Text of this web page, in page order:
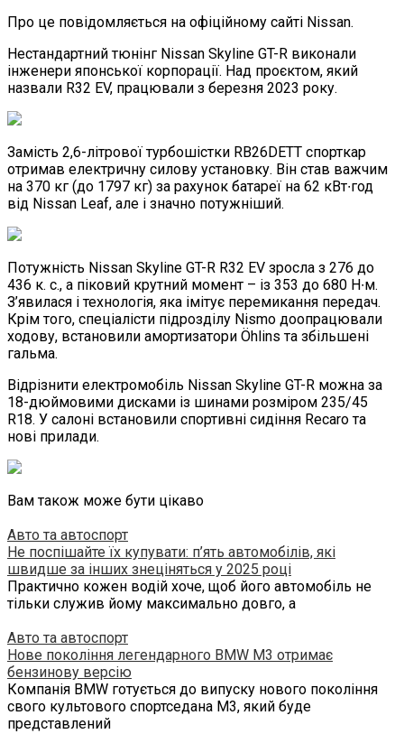
Про це повідомляється на офіційному сайті Nissan.
Нестандартний тюнінг Nissan Skyline GT-R виконали
інженери японської корпорації. Над проєктом, який
назвали R32 EV, працювали з березня 2023 року.
Замість 2,6-літрової турбошістки RB26DETT спорткар
отримав електричну силову установку. Він став важчим
на 370 кг (до 1797 кг) за рахунок батареї на 62 кВт∙год
від Nissan Leaf, але і значно потужніший.
Потужність Nissan Skyline GT-R R32 EV зросла з 276 до
436 к. с., а піковий крутний момент – із 353 до 680 Н∙м.
З’явилася і технологія, яка імітує перемикання передач.
Крім того, спеціалісти підрозділу Nismo доопрацювали
ходову, встановили амортизатори Öhlins та збільшені
гальма.
Відрізнити електромобіль Nissan Skyline GT-R можна за
18-дюймовими дисками із шинами розміром 235/45
R18. У салоні встановили спортивні сидіння Recaro та
нові прилади.
Вам також може бути цікаво
Авто та автоспорт
Не поспішайте їх купувати: п’ять автомобілів, які
швидше за інших знеціняться у 2025 році
Практично кожен водій хоче, щоб його автомобіль не
тільки служив йому максимально довго, а
Авто та автоспорт
Нове покоління легендарного BMW M3 отримає
бензинову версію
Компанія BMW готується до випуску нового покоління
свого культового спортседана M3, який буде
представлений